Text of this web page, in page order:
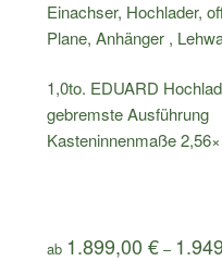
1,0to. EDUARD
gebremste Ausführung
Kasteninnenmaße
ab 1.899,00€ –